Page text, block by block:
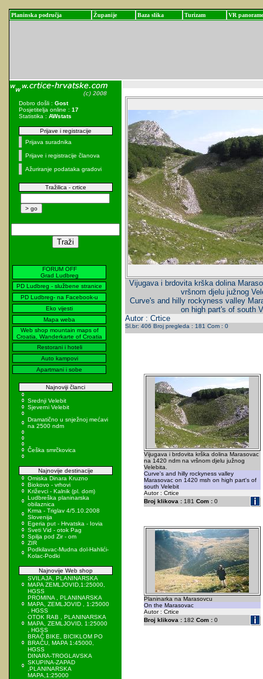
Planinska područja Županije Baza slika Turizam VR panorame
Dobro došli : Gost
Posjetitelja online : 17
Statistika : AWstats
Prijave i registracije
Prijava suradnika
Prijave i registracije članova
Ažuriranje podataka gradovi
Tražilica - crtice
FORUM OFF
Grad Ludbreg
PD Ludbreg - službene stranice
PD Ludbreg- na Facebook-u
Eko vijesti
Mapa weba
Web shop mountain maps of
Croatia, Wanderkarte of Croatia
Restorani i hoteli
Auto kampovi
Apartmani i sobe
Najnoviji članci
Srednji Velebit
Sjeverni Velebit
Dramatično u snježnoj mećavi
na 2500 ndm
Češka smrčkovica
Najnovije destinacije
Omiska Dinara Kruzno
Biokovo - vrhovi
Križevci - Kalnik (pl. dom)
Ludbreška planinarska
obilaznica
Krma - Triglav 4/5.10.2008
Slovenija
Egeria put - Hrvatska - Iovia
Sveti Vid - otok Pag
Spilja pod Zir - om
ZIR
Podkilavac-Mudna dol-Hahlići-
Kolac-Podki
Najnovije Web shop
SVILAJA, PLANINARSKA
MAPA ZEMLJOVID,1:25000,
HGSS
PROMINA , PLANINARSKA
MAPA, ZEMLJOVID , 1:25000
, HGSS
OTOK RAB , PLANINARSKA
MAPA, ZEMLJOVID, 1:25000
, HGSS
BRAČ BIKE, BICIKLOM PO
BRAČU, MAPA 1:45000,
HGSS
DINARA-TROGLAVSKA
SKUPINA-ZAPAD
,PLANINARSKA
MAPA,1:25000
Vijugava i brdovita krška dolina
vršnom djelu južnog
Curve's and hilly rockyness valley
on high part's of south
Autor : Crtice
Sl.br: 406 Broj pregleda : 181 Com : 0
Vijugava i brdovita krška dolina Marasovac
na 1420 ndm na vršnom djelu južnog
Velebita.
Curve's and hilly rockyness valley
Marasovac on 1420 msh on high part's of
south Velebit
Autor : Crtice
Broj klikova :181 Com :0
Planinarka na Marasovcu
On the Marasovac
Autor : Crtice
Broj klikova :182 Com :0